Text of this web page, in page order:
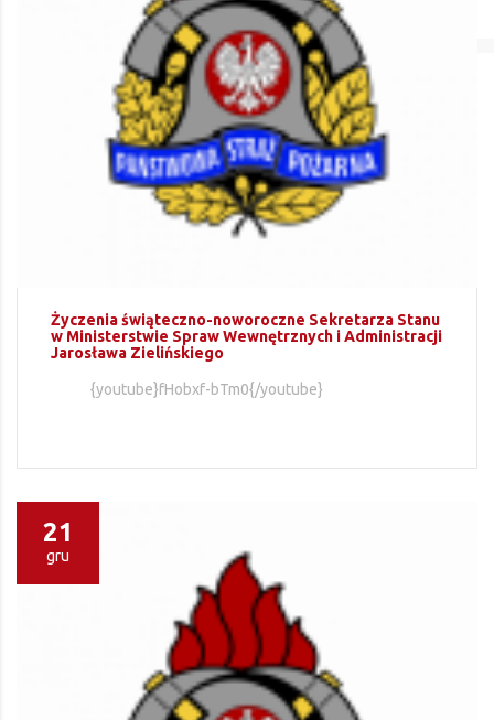
Życzenia świąteczno-noworoczne Sekretarza Stanu
w Ministerstwie Spraw Wewnętrznych i Administracji
Jarosława Zielińskiego
{youtube}fHobxf-bTm0{/youtube}
21
gru